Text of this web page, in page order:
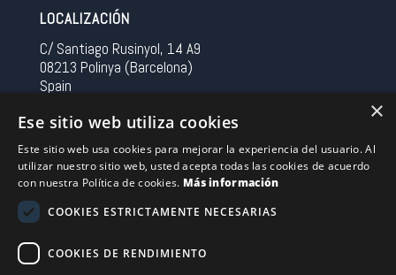
LOCALIZACIÓN
C/ Santiago Rusinyol, 14 A9
08213 Polinya (Barcelona)
Spain
CONTACTO
Tel 0034 93 713 37 30
sermovil@sertronic.es
×
Ese sitio web utiliza cookies
Este sitio web usa cookies para mejorar la experiencia del usuario. Al
utilizar nuestro sitio web, usted acepta todas las cookies de acuerdo
con nuestra Política de cookies. Más información
COOKIES ESTRICTAMENTE NECESARIAS
COOKIES DE RENDIMIENTO